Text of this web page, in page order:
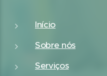
Início
Sobre nós
Serviços